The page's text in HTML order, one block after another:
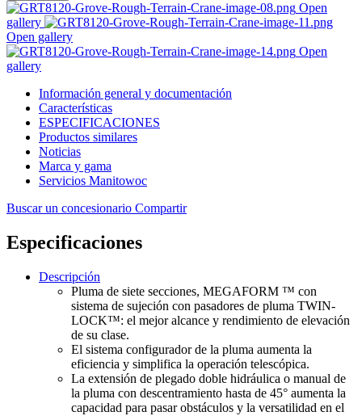
Open
gallery
Open gallery
Open
gallery
Información general y documentación
Características
ESPECIFICACIONES
Productos similares
Noticias
Marca y gama
Servicios Manitowoc
Buscar un concesionario Compartir
Especificaciones
Descripción
Pluma de siete secciones, MEGAFORM ™ con
sistema de sujeción con pasadores de pluma TWIN-
LOCK™: el mejor alcance y rendimiento de elevación
de su clase.
El sistema configurador de la pluma aumenta la
eficiencia y simplifica la operación telescópica.
La extensión de plegado doble hidráulica o manual de
la pluma con descentramiento hasta de 45° aumenta la
capacidad para pasar obstáculos y la versatilidad en el